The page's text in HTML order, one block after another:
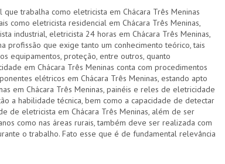
trabalha como eletricista em Chácara Três Meninas
como eletricista residencial em Chácara Três Meninas,
industrial, eletricista 24 horas em Chácara Três Meninas,
profissão que exige tanto um conhecimento teórico, tais
equipamentos, proteção, entre outros, quanto
em Chácara Três Meninas conta com procedimentos
elétricos em Chácara Três Meninas, estando apto
em Chácara Três Meninas, painéis e reles de eletricidade
a habilidade técnica, bem como a capacidade de detectar
de eletricista em Chácara Três Meninas, além de ser
como nas áreas rurais, também deve ser realizada com
o trabalho. Fato esse que é de fundamental relevância